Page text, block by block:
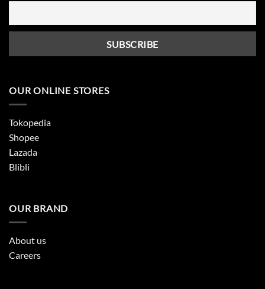
OUR ONLINE STORES
Tokopedia
Shopee
Lazada
Blibli
OUR BRAND
About us
Careers